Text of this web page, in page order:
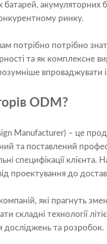
акумуляторних
ринку.
потрібно потрібно
та як
впроваджувати
ODM?
Manufacturer) – це
та поставлений
специфікації
проектування до
які прагнуть
складні технології
досліджень та розробок.